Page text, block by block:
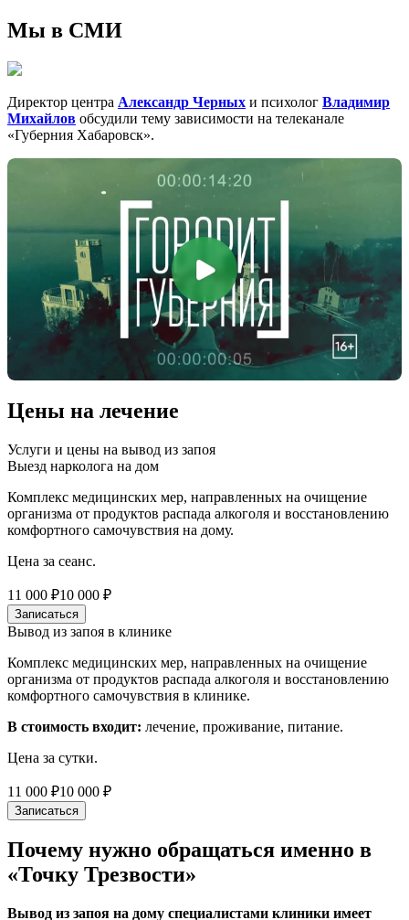
Мы в СМИ
Директор центра Александр Черных и психолог Владимир
Михайлов обсудили тему зависимости на телеканале
«Губерния Хабаровск».
Цены на лечение
Услуги и цены на вывод из запоя
Выезд нарколога на дом
Комплекс медицинских мер, направленных на очищение
организма от продуктов распада алкоголя и восстановлению
комфортного самочувствия на дому.
Цена за сеанс.
11 000 ₽10 000 ₽
Записаться
Вывод из запоя в клинике
Комплекс медицинских мер, направленных на очищение
организма от продуктов распада алкоголя и восстановлению
комфортного самочувствия в клинике.
В стоимость входит: лечение, проживание, питание.
Цена за сутки.
11 000 ₽10 000 ₽
Записаться
Почему нужно обращаться именно в
«Точку Трезвости»
Вывод из запоя на дому специалистами клиники имеет